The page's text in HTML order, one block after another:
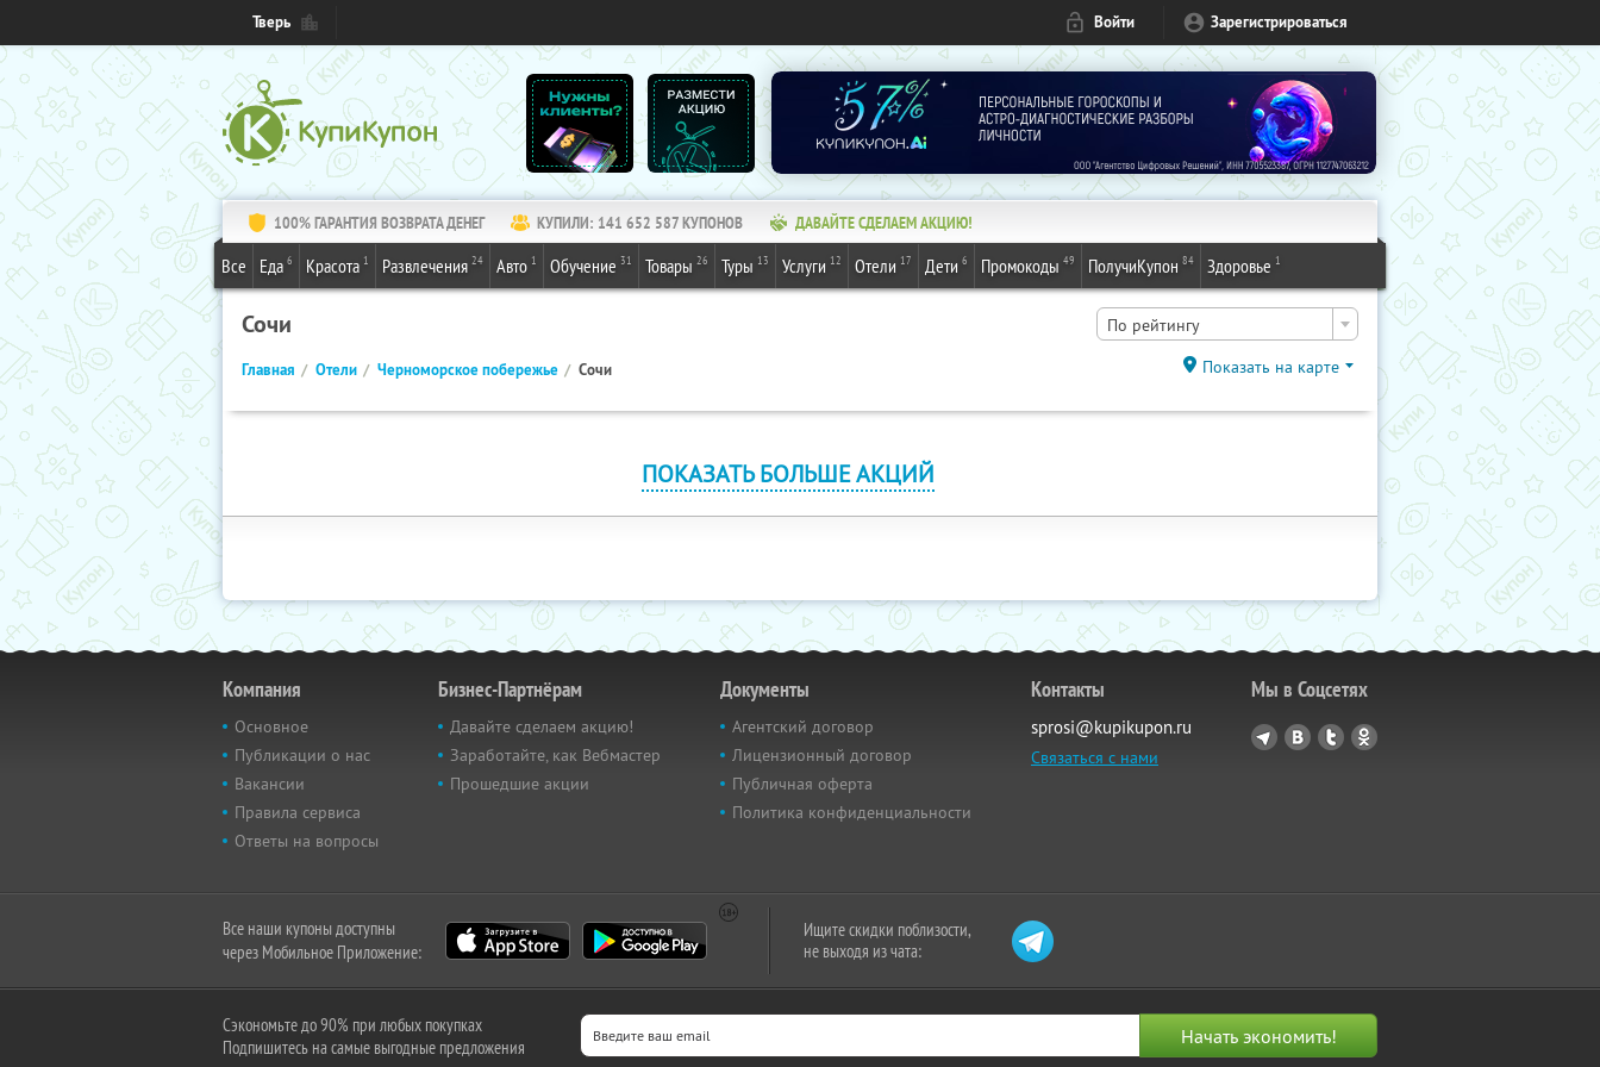
Тверь Войти Зарегистрироваться
100% ГАРАНТИЯ ВОЗВРАТА ДЕНЕГ КУПИЛИ: 141 652 587КУПОНОВ ДАВАЙТЕ СДЕЛАЕМ АКЦИЮ!
Все Еда 6 Красота 1 Развлечения 24 Авто 1 Обучение 31 Товары 26 Туры 13 Услуги 12 Отели 17 Дети 6 Промокоды 49 ПолучиКупон 84 Здоровье 1
Сочи По рейтингу
Главная Отели Черноморское побережье Сочи Показать на карте
ПОКАЗАТЬ БОЛЬШЕ АКЦИЙ
Компания
Основное
Публикации о нас
Вакансии
Правила сервиса
Ответы на вопросы
Бизнес-Партнёрам
Давайте сделаем акцию!
Заработайте, как Вебмастер
Прошедшие акции
Документы
Агентский договор
Лицензионный договор
Публичная оферта
Политика конфиденциальности
Контакты
sprosi@kupikupon.ru
Связаться с нами
Мы в Соцсетях
Все наши купоны доступны
через Мобильное Приложение:
Ищите скидки поблизости,
не выходя из чата:
Сэкономьте до 90% при любых покупках
Подпишитесь на самые выгодные предложения